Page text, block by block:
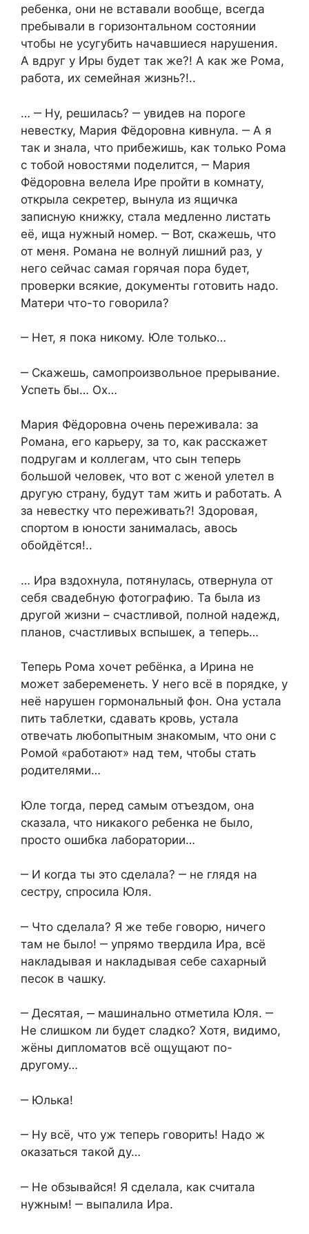
ребенка, они не вставали вообще, всегда
пребывали в горизонтальном состоянии
чтобы не усугубить начавшиеся нарушения.
А вдруг у Иры будет так же?! А как же Рома,
работа, их семейная жизнь?!..
… ‒ Ну, решилась? ‒ увидев на пороге
невестку, Мария Фёдоровна кивнула. ‒ А я
так и знала, что прибежишь, как только Рома
с тобой новостями поделится, ‒ Мария
Фёдоровна велела Ире пройти в комнату,
открыла секретер, вынула из ящичка
записную книжку, стала медленно листать
её, ища нужный номер. ‒ Вот, скажешь, что
от меня. Романа не волнуй лишний раз, у
него сейчас самая горячая пора будет,
проверки всякие, документы готовить надо.
Матери что-то говорила?
‒ Нет, я пока никому. Юле только…
‒ Скажешь, самопроизвольное прерывание.
Успеть бы… Ох…
Мария Фёдоровна очень переживала: за
Романа, его карьеру, за то, как расскажет
подругам и коллегам, что сын теперь
большой человек, что вот с женой улетел в
другую страну, будут там жить и работать. А
за невестку что переживать?! Здоровая,
спортом в юности занималась, авось
обойдётся!..
… Ира вздохнула, потянулась, отвернула от
себя свадебную фотографию. Та была из
другой жизни – счастливой, полной надежд,
планов, счастливых вспышек, а теперь…
Теперь Рома хочет ребёнка, а Ирина не
может забеременеть. У него всё в порядке, у
неё нарушен гормональный фон. Она устала
пить таблетки, сдавать кровь, устала
отвечать любопытным знакомым, что они с
Ромой «работают» над тем, чтобы стать
родителями…
Юле тогда, перед самым отъездом, она
сказала, что никакого ребенка не было,
просто ошибка лаборатории…
‒ И когда ты это сделала? ‒ не глядя на
сестру, спросила Юля.
‒ Что сделала? Я же тебе говорю, ничего
там не было! ‒ упрямо твердила Ира, всё
накладывая и накладывая себе сахарный
песок в чашку.
‒ Десятая, ‒ машинально отметила Юля. ‒
Не слишком ли будет сладко? Хотя, видимо,
жёны дипломатов всё ощущают по-
другому…
‒ Юлька!
‒ Ну всё, что уж теперь говорить! Надо ж
оказаться такой ду…
‒ Не обзывайся! Я сделала, как считала
нужным! ‒ выпалила Ира.